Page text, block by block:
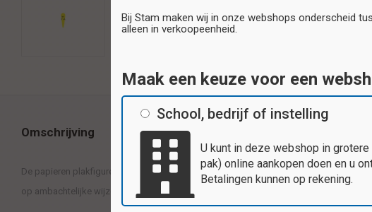
Omschrijving
De papieren plakfiguren zijn erg leuk om mee te plakken en te knutselen. Vrolijke
op ambachtelijke wijze, gemaakt van ongegomd glanspapier. Inhoud: 200 stuks
Bij Stam maken wij in onze webshops onderscheid
alleen in verkoopeenheid.
Maak een keuze voor een
School, bedrijf of instelling
U kunt in deze webshop in
pak) online aankopen doen en u
Betalingen kunnen op rekening.